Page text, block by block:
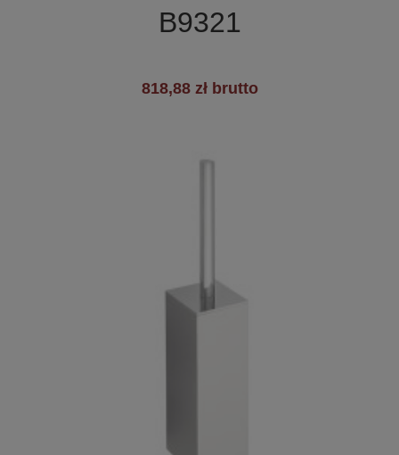
B9321
818,88 zł brutto